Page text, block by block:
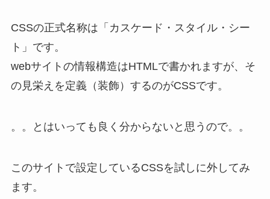
CSSの正式名称は「カスケード・スタイル・シー
ト」です。
webサイトの情報構造はHTMLで書かれますが、そ
の見栄えを定義（装飾）するのがCSSです。
。。とはいっても良く分からないと思うので。。
このサイトで設定しているCSSを試しに外してみ
ます。